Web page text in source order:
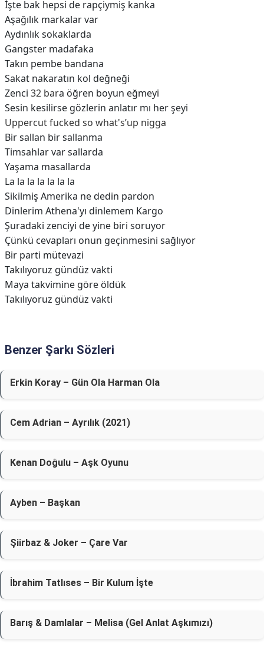
İşte bak hepsi de rapçiymiş kanka
Aşağılık markalar var
Aydınlık sokaklarda
Gangster madafaka
Takın pembe bandana
Sakat nakaratın kol değneği
Zenci 32 bara öğren boyun eğmeyi
Sesin kesilirse gözlerin anlatır mı her şeyi
Uppercut fucked so what's’up nigga
Bir sallan bir sallanma
Timsahlar var sallarda
Yaşama masallarda
La la la la la la la
Sikilmiş Amerika ne dedin pardon
Dinlerim Athena'yı dinlemem Kargo
Şuradaki zenciyi de yine biri soruyor
Çünkü cevapları onun geçinmesini sağlıyor
Bir parti mütevazi
Takılıyoruz gündüz vakti
Maya takvimine göre öldük
Takılıyoruz gündüz vakti
Benzer Şarkı Sözleri
Erkin Koray – Gün Ola Harman Ola
Cem Adrian – Ayrılık (2021)
Kenan Doğulu – Aşk Oyunu
Ayben – Başkan
Şiirbaz & Joker – Çare Var
İbrahim Tatlıses – Bir Kulum İşte
Barış & Damlalar – Melisa (Gel Anlat Aşkımızı)